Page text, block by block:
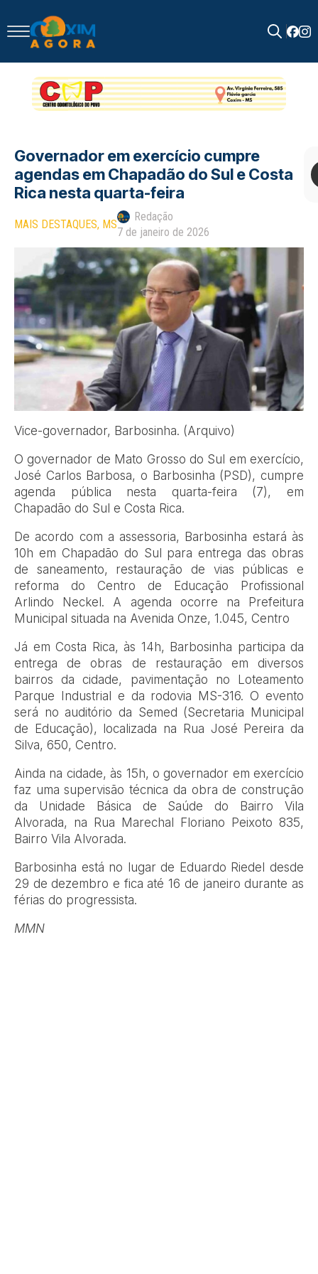
for:
Governador em exercício cumpre
agendas em Chapadão do Sul e Costa
Rica nesta quarta-feira
MAIS DESTAQUES MS
Redação
7 de janeiro de 2026
Vice-governador, Barbosinha. (Arquivo)
O governador de Mato Grosso do Sul em exercício,
José Carlos Barbosa, o Barbosinha (PSD), cumpre
agenda pública nesta quarta-feira (7), em
Chapadão do Sul e Costa Rica.
De acordo com a assessoria, Barbosinha estará às
10h em Chapadão do Sul para entrega das obras
de saneamento, restauração de vias públicas e
reforma do Centro de Educação Profissional
Arlindo Neckel. A agenda ocorre na Prefeitura
Municipal situada na Avenida Onze, 1.045, Centro
Já em Costa Rica, às 14h, Barbosinha participa da
entrega de obras de restauração em diversos
bairros da cidade, pavimentação no Loteamento
Parque Industrial e da rodovia MS-316. O evento
será no auditório da Semed (Secretaria Municipal
de Educação), localizada na Rua José Pereira da
Silva, 650, Centro.
Ainda na cidade, às 15h, o governador em exercício
faz uma supervisão técnica da obra de construção
da Unidade Básica de Saúde do Bairro Vila
Alvorada, na Rua Marechal Floriano Peixoto 835,
Bairro Vila Alvorada.
Barbosinha está no lugar de Eduardo Riedel desde
29 de dezembro e fica até 16 de janeiro durante as
férias do progressista.
MMN